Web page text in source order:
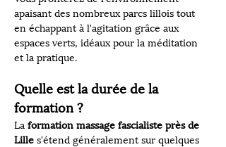
apaisant des nombreux parcs lillois tout
en échappant à l'agitation grâce aux
espaces verts, idéaux pour la méditation
et la pratique.
Quelle est la durée de la
formation ?
La formation massage fascialiste près de
Lille s'étend généralement sur quelques